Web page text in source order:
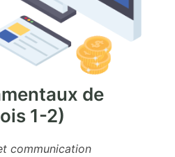
de
1-2)
communication